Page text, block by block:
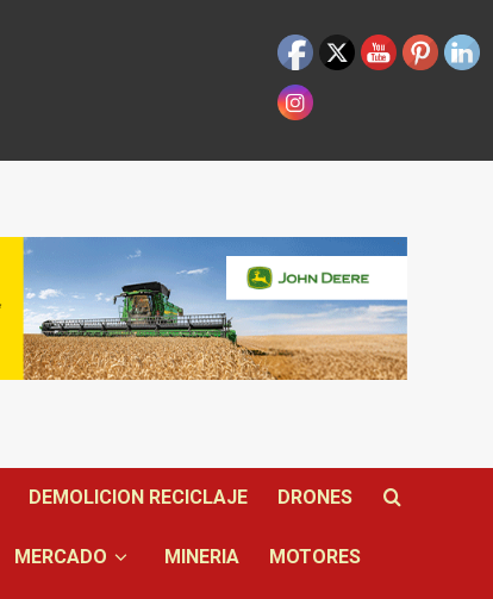
DEMOLICION RECICLAJE DRONES
MERCADO MINERIA MOTORES